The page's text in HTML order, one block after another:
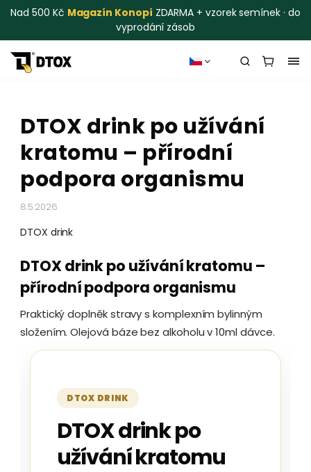
Nad 500 Kč Magazín Konopí ZDARMA + vzorek semínek · do
vyprodání zásob
DTOX drink po užívání
kratomu – přírodní
podpora organismu
8.5.2026
DTOX drink
DTOX drink po užívání kratomu –
přírodní podpora organismu
Praktický doplněk stravy s komplexním bylinným
složením. Olejová báze bez alkoholu v 10ml dávce.
DTOX DRINK
DTOX drink po
užívání kratomu